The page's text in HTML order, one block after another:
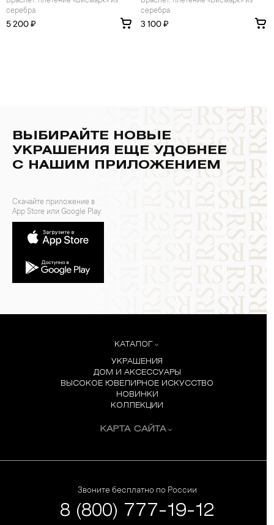
серебра
5 200 ₽
серебра
3 100 ₽
ВЫБИРАЙТЕ НОВЫЕ
УКРАШЕНИЯ ЕЩЕ УДОБНЕЕ
С НАШИМ ПРИЛОЖЕНИЕМ
Скачайте приложение в
App Store или Google Play:
КАТАЛОГ
УКРАШЕНИЯ
ДОМ И АКСЕССУАРЫ
ВЫСОКОЕ ЮВЕЛИРНОЕ ИСКУССТВО
НОВИНКИ
КОЛЛЕКЦИИ
КАРТА САЙТА
Звоните бесплатно по России
8 (800) 777-19-12